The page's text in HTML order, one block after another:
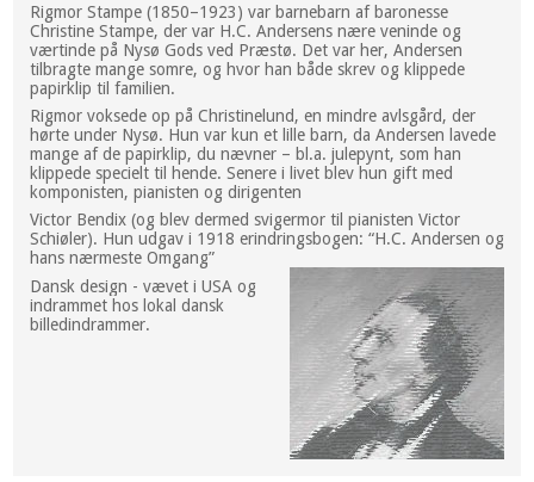
Rigmor Stampe (1850–1923) var barnebarn af baronesse
Christine Stampe, der var H.C. Andersens nære veninde og
værtinde på Nysø Gods ved Præstø. Det var her, Andersen
tilbragte mange somre, og hvor han både skrev og klippede
papirklip til familien.
Rigmor voksede op på Christinelund, en mindre avlsgård, der
hørte under Nysø. Hun var kun et lille barn, da Andersen lavede
mange af de papirklip, du nævner – bl.a. julepynt, som han
klippede specielt til hende. Senere i livet blev hun gift med
komponisten, pianisten og dirigenten
Victor Bendix (og blev dermed svigermor til pianisten Victor
Schiøler). Hun udgav i 1918 erindringsbogen: “H.C. Andersen og
hans nærmeste Omgang”
Dansk design - vævet i USA og
indrammet hos lokal dansk
billedindrammer.